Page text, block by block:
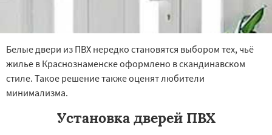
Белые двери из ПВХ нередко становятся выбором тех, чьё
жилье в Краснознаменске оформлено в скандинавском
стиле. Такое решение также оценят любители
минимализма.
Установка дверей ПВХ